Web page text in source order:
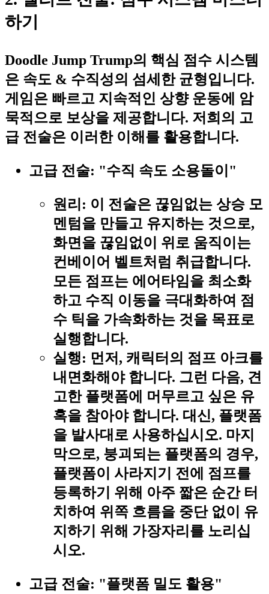
하기
Doodle Jump Trump의 핵심 점수 시스템
은 속도 & 수직성의 섬세한 균형입니다.
게임은 빠르고 지속적인 상향 운동에 암
묵적으로 보상을 제공합니다. 저희의 고
급 전술은 이러한 이해를 활용합니다.
고급 전술: "수직 속도 소용돌이"
원리: 이 전술은 끊임없는 상승 모
멘텀을 만들고 유지하는 것으로,
화면을 끊임없이 위로 움직이는
컨베이어 벨트처럼 취급합니다.
모든 점프는 에어타임을 최소화
하고 수직 이동을 극대화하여 점
수 틱을 가속화하는 것을 목표로
실행합니다.
실행: 먼저, 캐릭터의 점프 아크를
내면화해야 합니다. 그런 다음, 견
고한 플랫폼에 머무르고 싶은 유
혹을 참아야 합니다. 대신, 플랫폼
을 발사대로 사용하십시오. 마지
막으로, 붕괴되는 플랫폼의 경우,
플랫폼이 사라지기 전에 점프를
등록하기 위해 아주 짧은 순간 터
치하여 위쪽 흐름을 중단 없이 유
지하기 위해 가장자리를 노리십
시오.
고급 전술: "플랫폼 밀도 활용"